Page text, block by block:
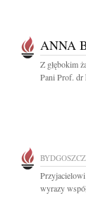
ANNA
Z głębokim
Pani Prof. dr
BYDGOSZCZ
wyrazy